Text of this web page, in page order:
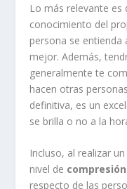
Lo más relevante
conocimiento del
persona se entienda
mejor. Además,
generalmente te
hacen otras
definitiva, es un
se brilla o no a la
Incluso, al realizar
nivel de compresión
respecto de las